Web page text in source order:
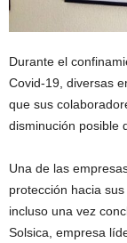
Durante el
Covid-19, diversas
que sus
disminución posible
Una de las
protección hacia
incluso una vez
Solsica, empresa